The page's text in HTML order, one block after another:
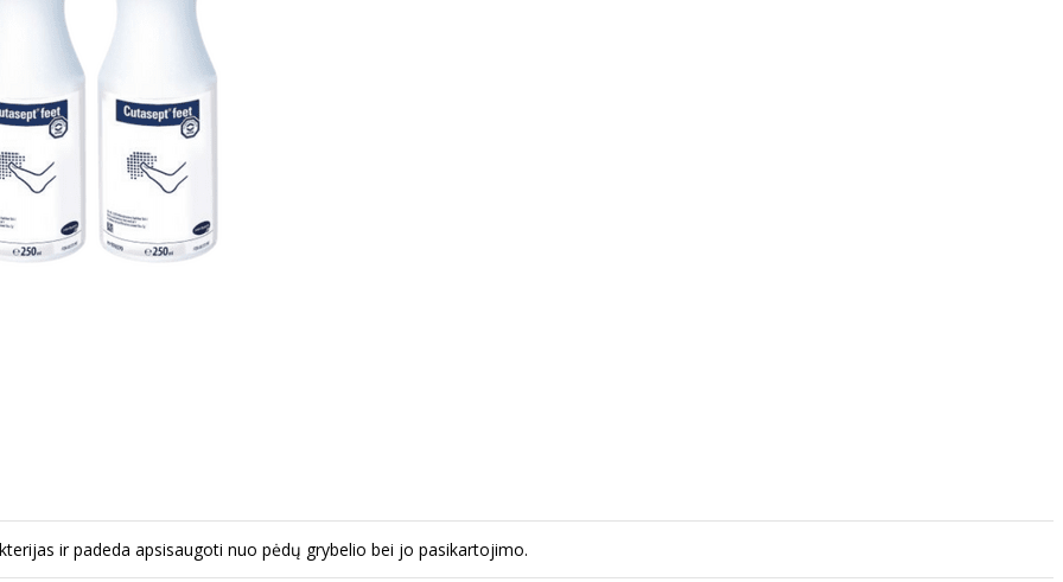
ir padeda apsisaugoti nuo pėdų grybelio bei jo pasikartojimo.